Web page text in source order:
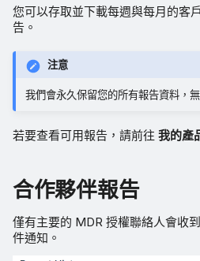
您可以存取並下載每週與每月的客
告。
注意
我們會永久保留您的所有報告資料，
若要查看可用報告，請前往 我的產
合作夥伴報告
僅有主要的 MDR 授權聯絡人會收
件通知。